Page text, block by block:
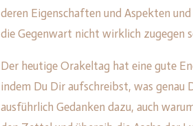
deren Eigenschaften und Aspekten
die Gegenwart nicht wirklich zugegen
Der heutige Orakeltag hat eine gute
indem Du Dir aufschreibst, was genau
ausführlich Gedanken dazu, auch